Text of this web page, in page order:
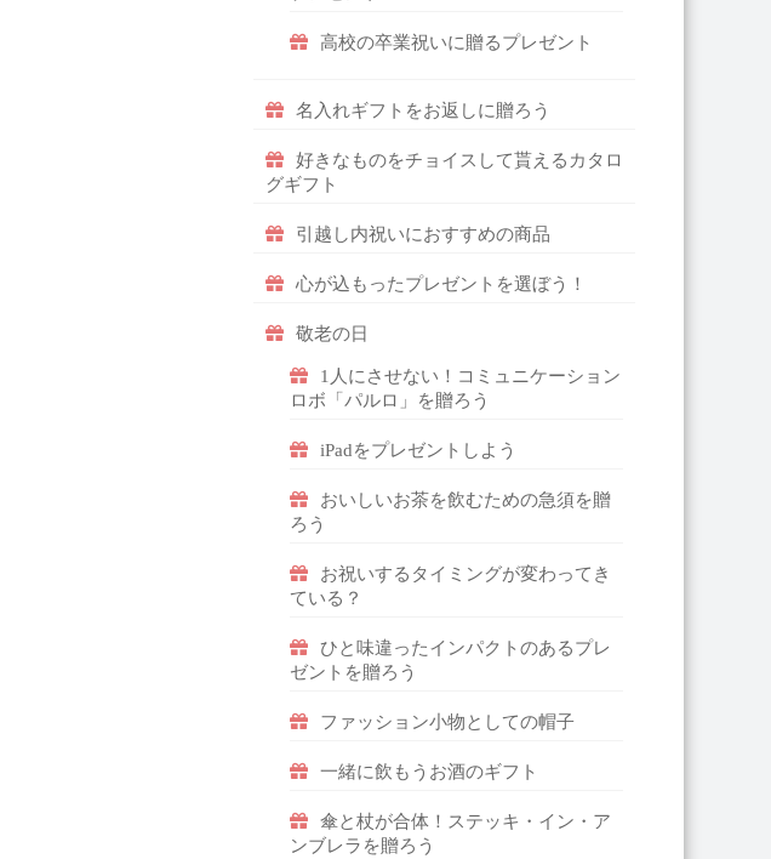
高校の卒業祝いに贈るプレゼント
名入れギフトをお返しに贈ろう
好きなものをチョイスして貰えるカタロ
グギフト
引越し内祝いにおすすめの商品
心が込もったプレゼントを選ぼう！
敬老の日
1人にさせない！コミュニケーション
ロボ「パルロ」を贈ろう
iPadをプレゼントしよう
おいしいお茶を飲むための急須を贈
ろう
お祝いするタイミングが変わってき
ている？
ひと味違ったインパクトのあるプレ
ゼントを贈ろう
ファッション小物としての帽子
一緒に飲もうお酒のギフト
傘と杖が合体！ステッキ・イン・ア
ンブレラを贈ろう